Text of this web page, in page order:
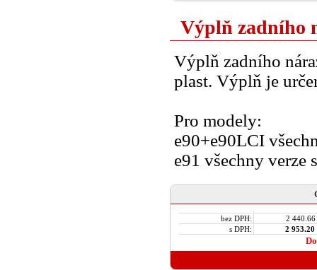
Výplň zadního
Výplň zadního
plast. Výplň je
Pro modely:
e90+e90LCI
e91 všechny verze
bez DPH:
2
s DPH:
2 953.20